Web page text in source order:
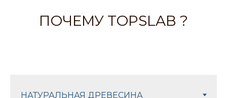
ПОЧЕМУ TOPSLAB ?